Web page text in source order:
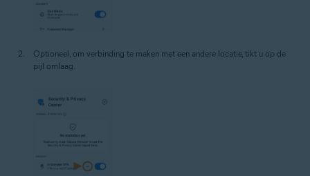
Optioneel, om verbinding te maken met een andere locatie, tikt u op de
pijl omlaag.